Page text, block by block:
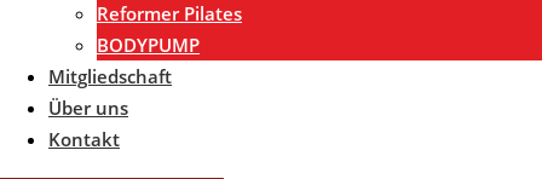
Reformer Pilates
BODYPUMP
Mitgliedschaft
Über uns
Kontakt